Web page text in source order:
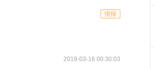
情报
2019-03-16 00:30:03